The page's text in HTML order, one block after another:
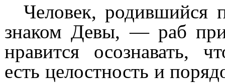
Человек, родившийся
знаком Девы, — раб
нравится осознавать,
есть целостность и